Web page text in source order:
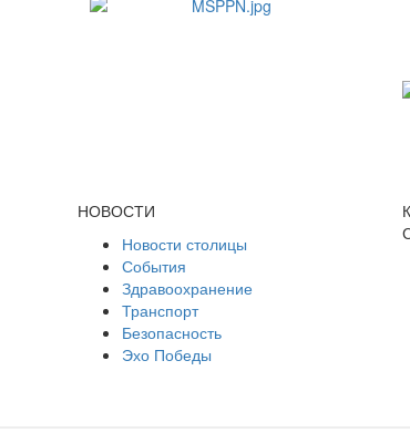
НОВОСТИ
Новости столицы
События
Здравоохранение
Транспорт
Безопасность
Эхо Победы